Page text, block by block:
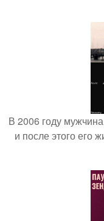
В 2006 году
и после этого его